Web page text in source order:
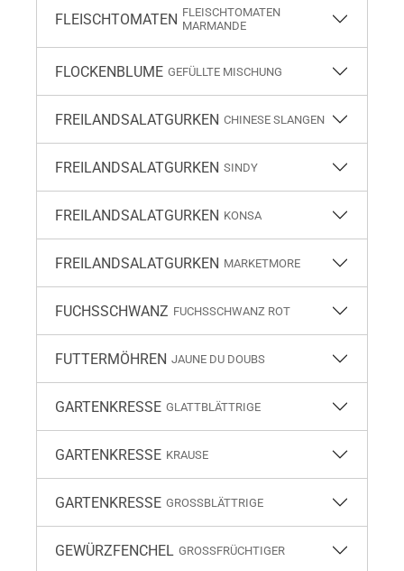
FLEISCHTOMATEN FLEISCHTOMATEN
MARMANDE
FLOCKENBLUME GEFÜLLTE MISCHUNG
FREILANDSALATGURKEN CHINESE SLANGEN
FREILANDSALATGURKEN SINDY
FREILANDSALATGURKEN KONSA
FREILANDSALATGURKEN MARKETMORE
FUCHSSCHWANZ FUCHSSCHWANZ ROT
FUTTERMÖHREN JAUNE DU DOUBS
GARTENKRESSE GLATTBLÄTTRIGE
GARTENKRESSE KRAUSE
GARTENKRESSE GROSSBLÄTTRIGE
GEWÜRZFENCHEL GROSSFRÜCHTIGER